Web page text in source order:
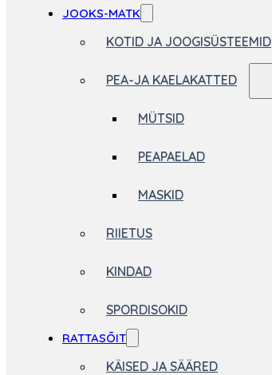
JOOKS-MATK
KOTID JA JOOGISÜSTEEMID
PEA-JA KAELAKATTED
MÜTSID
PEAPAELAD
MASKID
RIIETUS
KINDAD
SPORDISOKID
RATTASÕIT
KÄISED JA SÄÄRED